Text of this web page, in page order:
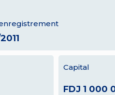
Capital
FDJ 1 000